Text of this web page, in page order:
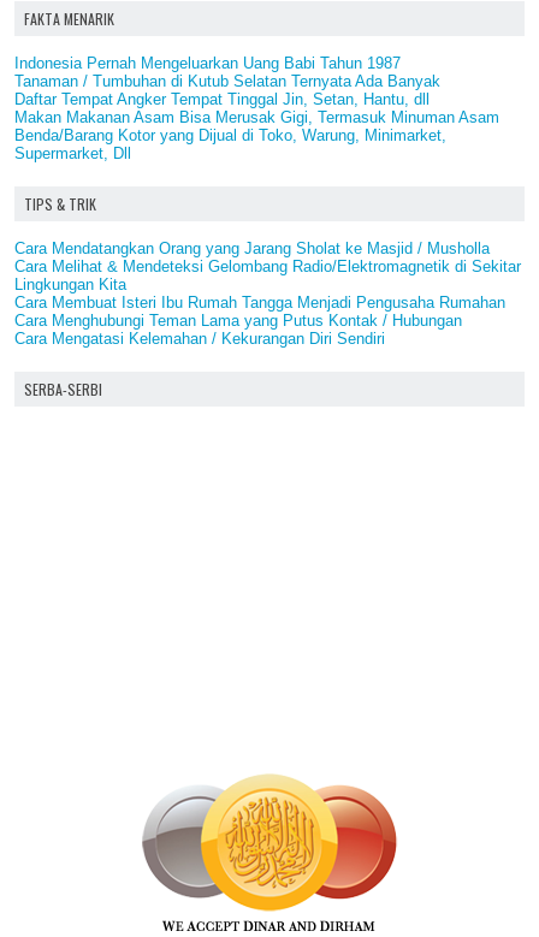
FAKTA MENARIK
Indonesia Pernah Mengeluarkan Uang Babi Tahun 1987
Tanaman / Tumbuhan di Kutub Selatan Ternyata Ada Banyak
Daftar Tempat Angker Tempat Tinggal Jin, Setan, Hantu, dll
Makan Makanan Asam Bisa Merusak Gigi, Termasuk Minuman Asam
Benda/Barang Kotor yang Dijual di Toko, Warung, Minimarket,
Supermarket, Dll
TIPS & TRIK
Cara Mendatangkan Orang yang Jarang Sholat ke Masjid / Musholla
Cara Melihat & Mendeteksi Gelombang Radio/Elektromagnetik di Sekitar
Lingkungan Kita
Cara Membuat Isteri Ibu Rumah Tangga Menjadi Pengusaha Rumahan
Cara Menghubungi Teman Lama yang Putus Kontak / Hubungan
Cara Mengatasi Kelemahan / Kekurangan Diri Sendiri
SERBA-SERBI